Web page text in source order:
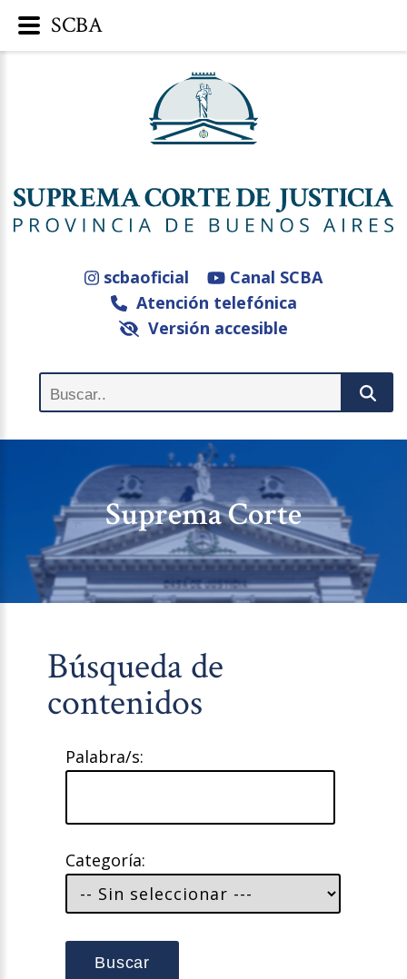
scbaoficial
Canal SCBA
Atención telefónica
Versión accesible
Suprema Corte
Búsqueda de
contenidos
Palabra/s:
Categoría:
Buscar
SCBA